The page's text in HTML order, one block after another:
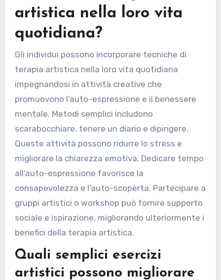
Come possono gli
individui incorporare
tecniche di terapia
artistica nella loro vita
quotidiana?
Gli individui possono incorporare tecniche di
terapia artistica nella loro vita quotidiana
impegnandosi in attività creative che
promuovono l’auto-espressione e il benessere
mentale. Metodi semplici includono
scarabocchiare, tenere un diario e dipingere.
Queste attività possono ridurre lo stress e
all’auto-espressione favorisce la
consapevolezza e l’auto-scoperta. Partecipare a